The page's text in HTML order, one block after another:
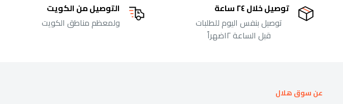
توصيل خلال ٢٤ ساعة
توصيل بنفس اليوم للطلبات
قبل الساعة ١٢ضهراً
التوصيل من الكويت
ولمعظم مناطق الكويت
عن سوق هلال